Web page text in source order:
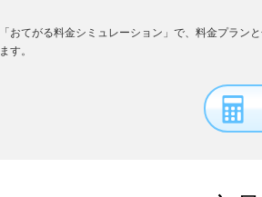
「おてがる料金シミュレーション」で、料金プラン
ます。